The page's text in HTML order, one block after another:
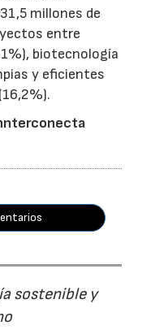
millones de
entre
biotecnología
y eficientes
sostenible y